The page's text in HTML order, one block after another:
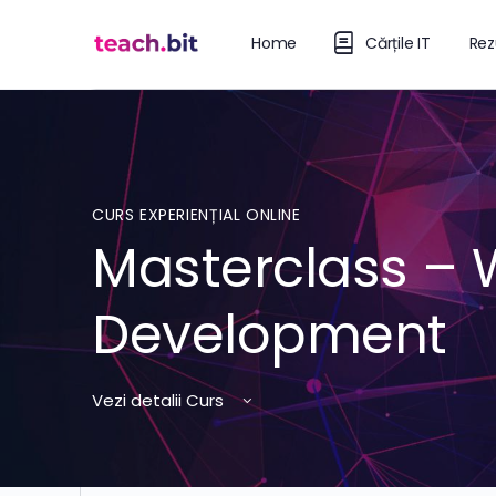
Home Cărțile IT
CURS EXPERIENȚIAL ONLINE
Masterclass –
Development
Vezi detalii Curs